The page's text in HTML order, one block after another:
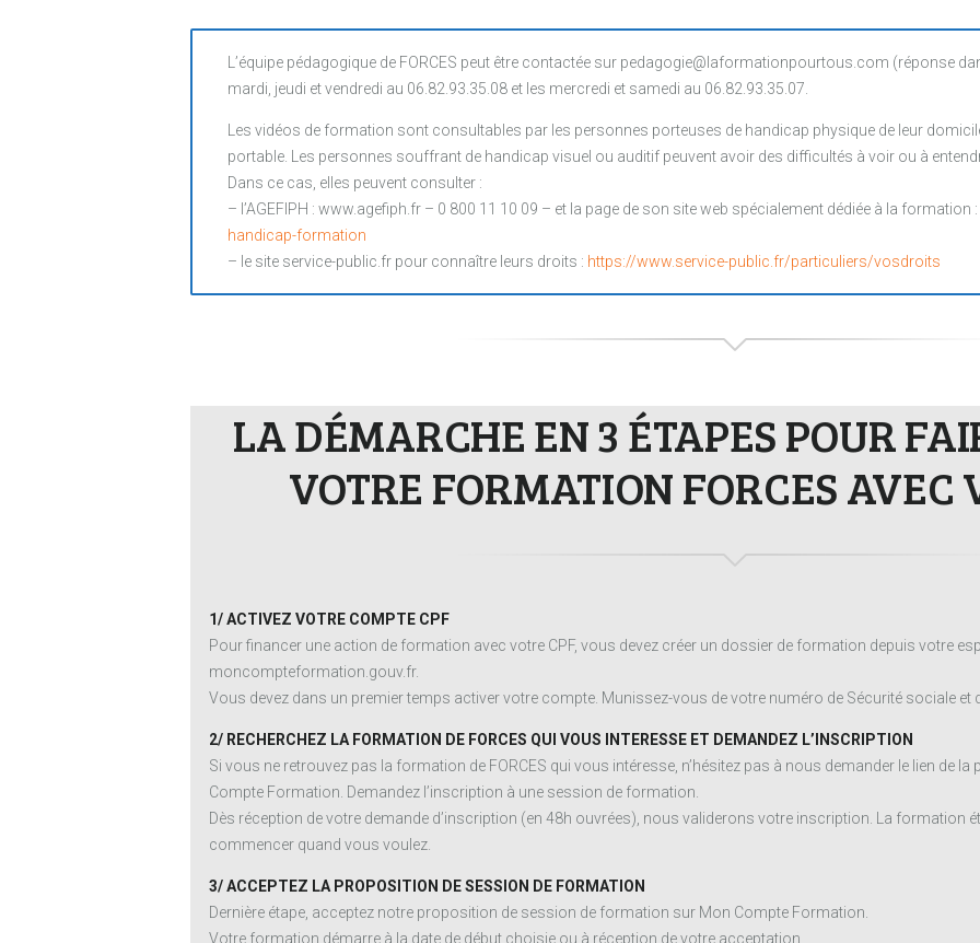
L’équipe pédagogique de FORCES peut être contactée sur pedagogie@laformationpourtous.com (réponse
mardi, jeudi et vendredi au 06.82.93.35.08 et les mercredi et samedi au 06.82.93.35.07.
Les vidéos de formation sont consultables par les personnes porteuses de handicap physique de leur
portable. Les personnes souffrant de handicap visuel ou auditif peuvent avoir des difficultés à voir ou à
Dans ce cas, elles peuvent consulter :
– l’AGEFIPH : www.agefiph.fr – 0 800 11 10 09 – et la page de son site web spécialement dédiée à la formation :
handicap-formation
– le site service-public.fr pour connaître leurs droits : https://www.service-public.fr/particuliers/vosdroits
LA DÉMARCHE EN 3 ÉTAPES POUR
VOTRE FORMATION FORCES AVEC
1/ ACTIVEZ VOTRE COMPTE CPF
Pour financer une action de formation avec votre CPF, vous devez créer un dossier de formation depuis votre
moncompteformation.gouv.fr.
Vous devez dans un premier temps activer votre compte. Munissez-vous de votre numéro de Sécurité sociale et
2/ RECHERCHEZ LA FORMATION DE FORCES QUI VOUS INTERESSE ET DEMANDEZ L’INSCRIPTION
Si vous ne retrouvez pas la formation de FORCES qui vous intéresse, n’hésitez pas à nous demander le lien de
Compte Formation. Demandez l’inscription à une session de formation.
Dès réception de votre demande d’inscription (en 48h ouvrées), nous validerons votre inscription. La formation
commencer quand vous voulez.
3/ ACCEPTEZ LA PROPOSITION DE SESSION DE FORMATION
Dernière étape, acceptez notre proposition de session de formation sur Mon Compte Formation.
Votre formation démarre à la date de début choisie ou à réception de votre acceptation.